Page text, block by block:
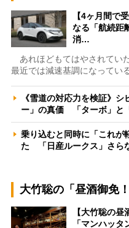
【4ヶ月間で
なる「航続距
消…
あれほどもてはやされてい
最近では減速基調になってい
《雪道の対応力を検証》
ー」の真価 「ターボ」と
乗り込むと同時に「これが
た 「日産ルークス」さら
大竹聡の「昼酒御免！
【大竹聡の
「マンハッ